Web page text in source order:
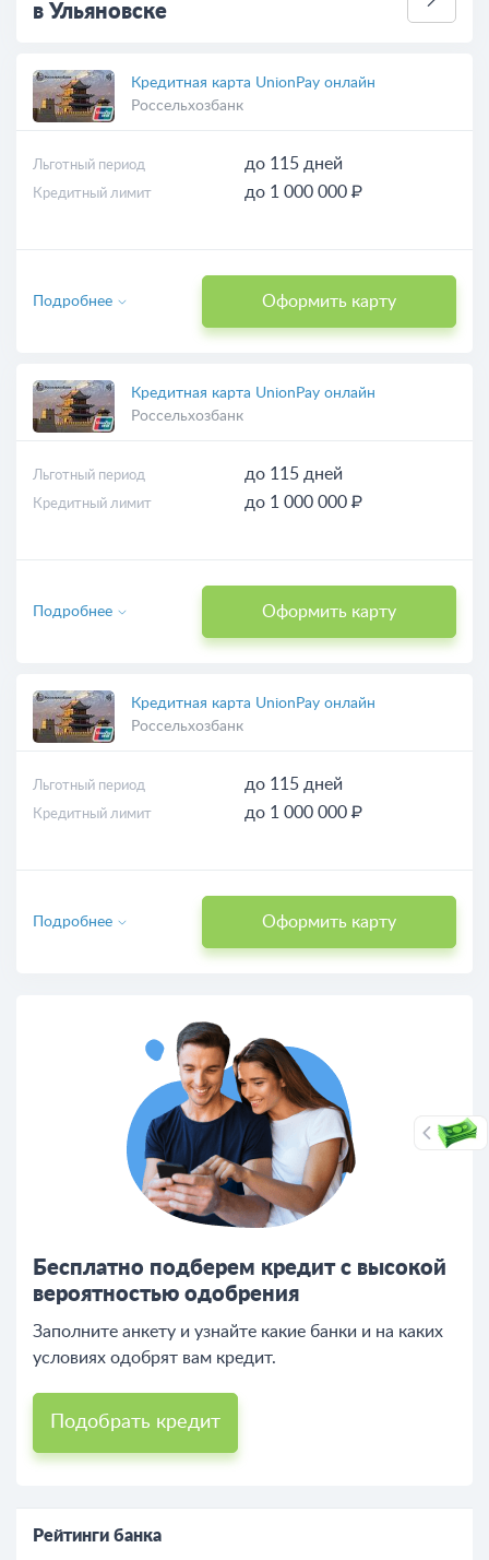
в Ульяновске
Кредитная карта UnionPay онлайн
Россельхозбанк
Льготный период до 115 дней
Кредитный лимит до 1 000 000 ₽
Оформить карту
Подробнее
Кредитная карта UnionPay онлайн
Россельхозбанк
Льготный период до 115 дней
Кредитный лимит до 1 000 000 ₽
Оформить карту
Подробнее
Кредитная карта UnionPay онлайн
Россельхозбанк
Льготный период до 115 дней
Кредитный лимит до 1 000 000 ₽
Оформить карту
Подробнее
Бесплатно подберем кредит с высокой
вероятностью одобрения
Заполните анкету и узнайте какие банки и на каких
условиях одобрят вам кредит.
Подобрать кредит
Рейтинги банка